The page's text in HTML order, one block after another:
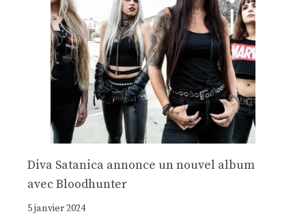
Diva Satanica annonce un nouvel album
avec Bloodhunter
5 janvier 2024